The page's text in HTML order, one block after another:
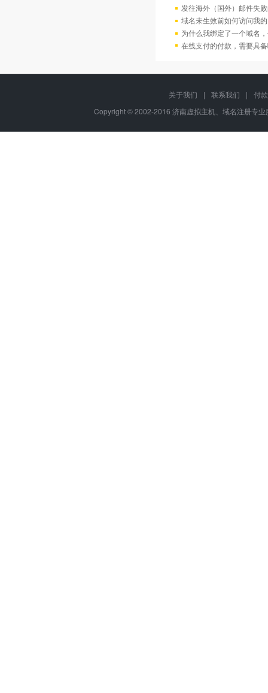
发往海外（国外）邮件失
域名未生效前如何访问我
为什么我绑定了一个域名
在线支付的付款，需要具
关于我们 | 联系我们 |
付
Copyright © 2002-2016 济南虚拟主机、域名注册专